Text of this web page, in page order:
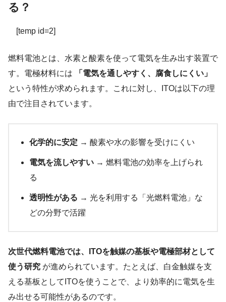
る？
[temp id=2]
燃料電池とは、水素と酸素を使って電気を生み出す装置で
す。電極材料には
「電気を通しやすく、腐食しにくい」
という特性が求められます。これに対し、ITOは以下の理
由で注目されています。
化学的に安定 → 酸素や水の影響を受けにくい
電気を流しやすい → 燃料電池の効率を上げられ
る
透明性がある → 光を利用する「光燃料電池」な
どの分野で活躍
次世代燃料電池では、ITOを触媒の基板や電極部材として
使う研究 が進められています。たとえば、白金触媒を支
える基板としてITOを使うことで、より効率的に電気を生
み出せる可能性があるのです。